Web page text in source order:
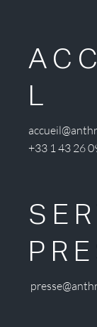
L
+33 1 43 26